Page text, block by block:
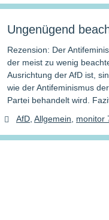
Ungenügend
Rezension: Der
der meist zu wenig
Ausrichtung der AfD ist,
wie der Antifeminismus
Partei behandelt wird.
AfD Allgemein monitor